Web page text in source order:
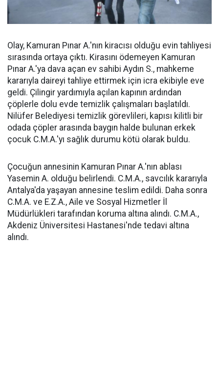
Olay, Kamuran Pınar A.'nın kiracısı olduğu evin tahliyesi
sırasında ortaya çıktı. Kirasını ödemeyen Kamuran
Pınar A.'ya dava açan ev sahibi Aydın S., mahkeme
kararıyla daireyi tahliye ettirmek için icra ekibiyle eve
geldi. Çilingir yardımıyla açılan kapının ardından
çöplerle dolu evde temizlik çalışmaları başlatıldı.
Nilüfer Belediyesi temizlik görevlileri, kapısı kilitli bir
odada çöpler arasında baygın halde bulunan erkek
çocuk C.M.A.'yı sağlık durumu kötü olarak buldu.
Çocuğun annesinin Kamuran Pınar A.'nın ablası
Yasemin A. olduğu belirlendi. C.M.A., savcılık kararıyla
Antalya'da yaşayan annesine teslim edildi. Daha sonra
C.M.A. ve E.Z.A., Aile ve Sosyal Hizmetler İl
Müdürlükleri tarafından koruma altına alındı. C.M.A.,
Akdeniz Üniversitesi Hastanesi'nde tedavi altına
alındı.